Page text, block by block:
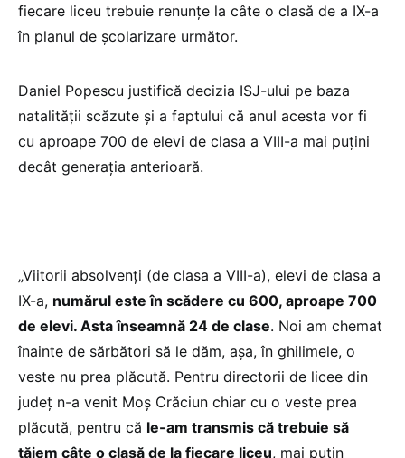
fiecare liceu trebuie renunțe la câte o clasă de a IX-a
în planul de școlarizare următor.
Daniel Popescu justifică decizia ISJ-ului pe baza
natalității scăzute și a faptului că anul acesta vor fi
cu aproape 700 de elevi de clasa a VIII-a mai puțini
decât generația anterioară.
„Viitorii absolvenți (de clasa a VIII-a), elevi de clasa a
IX-a, numărul este în scădere cu 600, aproape 700
de elevi. Asta înseamnă 24 de clase. Noi am chemat
înainte de sărbători să le dăm, așa, în ghilimele, o
veste nu prea plăcută. Pentru directorii de licee din
județ n-a venit Moș Crăciun chiar cu o veste prea
plăcută, pentru că le-am transmis că trebuie să
tăiem câte o clasă de la fiecare liceu, mai puțin